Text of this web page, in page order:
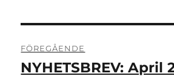
FÖREGÅENDE
Föregående
NYHETSBREV: April